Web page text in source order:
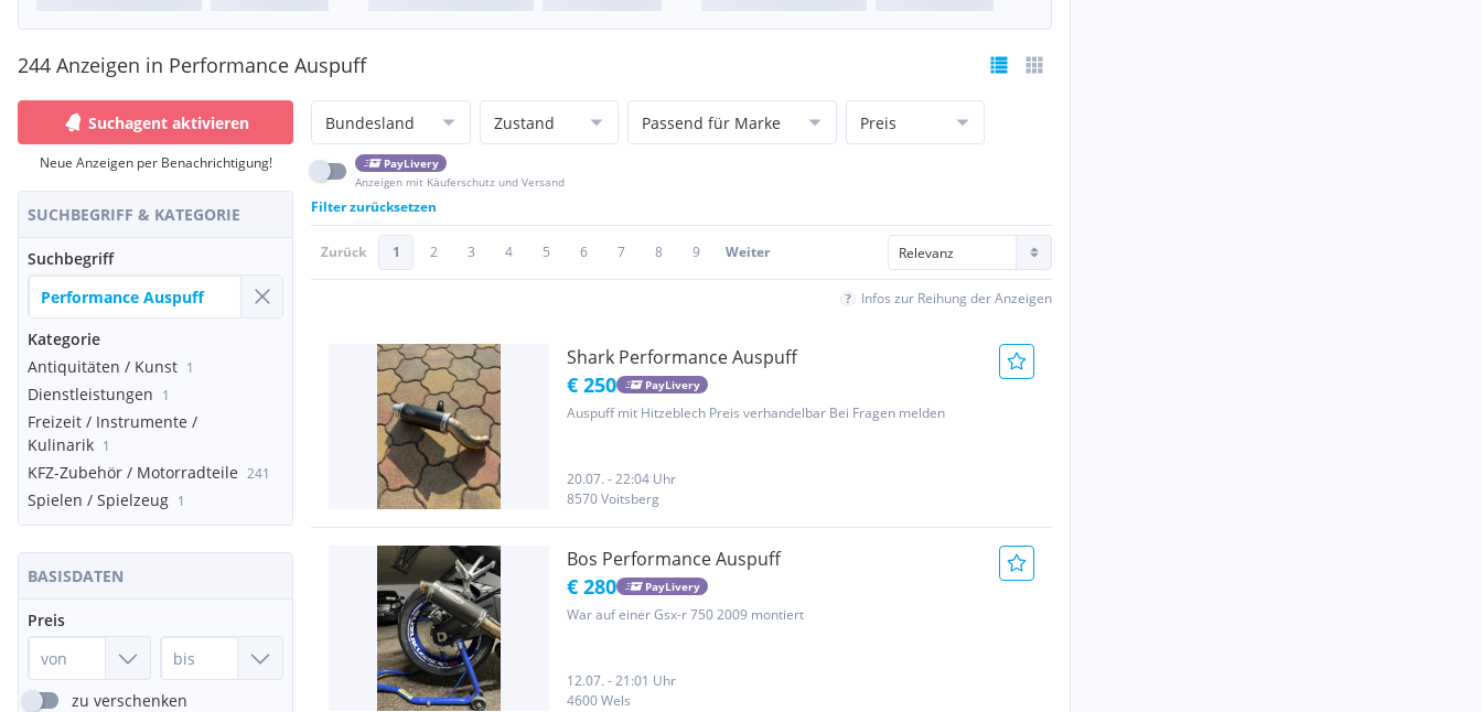
244 Anzeigen in Performance Auspuff
Suchagent aktivieren
Neue Anzeigen per Benachrichtigung!
SUCHBEGRIFF & KATEGORIE
Suchbegriff
Kategorie
Antiquitäten / Kunst 1
Dienstleistungen 1
Freizeit / Instrumente /
Kulinarik 1
KFZ-Zubehör / Motorradteile 241
Spielen / Spielzeug 1
BASISDATEN
Preis
zu verschenken
Bundesland Zustand Passend für Marke Preis
PayLivery
Anzeigen mit Käuferschutz und Versand
Filter zurücksetzen
Zurück 1 2 3 4 5 6 7 8 9 Weiter
Infos zur Reihung der Anzeigen
Shark Performance Auspuff
€ 250 PayLivery
Auspuff mit Hitzeblech Preis verhandelbar Bei Fragen melden
20.07. - 22:04 Uhr
8570 Voitsberg
Bos Performance Auspuff
€ 280 PayLivery
War auf einer Gsx-r 750 2009 montiert
12.07. - 21:01 Uhr
4600 Wels